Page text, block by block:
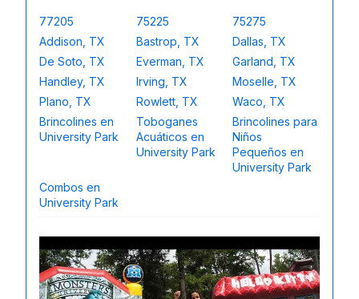
77205 75225
75275
Addison, TX
Bastrop, TX
Dallas, TX
De Soto, TX
Everman, TX
Garland, TX
Handley, TX
Irving, TX
Moselle, TX
Plano, TX
Rowlett, TX
Waco, TX
Brincolines en
University Park
Toboganes
Acuáticos en
University Park
Brincolines para
Niños
Pequeños en
University Park
Combos en
University Park